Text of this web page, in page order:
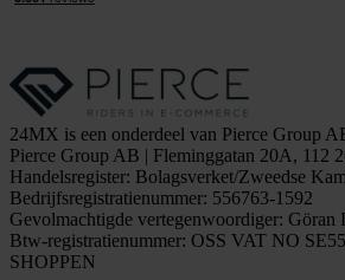
24MX is een onderdeel van Pierce Group
Pierce Group AB | Fleminggatan 20A, 112
Handelsregister: Bolagsverket/Zweedse
Bedrijfsregistratienummer: 556763-1592
Gevolmachtigde vertegenwoordiger: Göran
Btw-registratienummer: OSS VAT NO
SHOPPEN